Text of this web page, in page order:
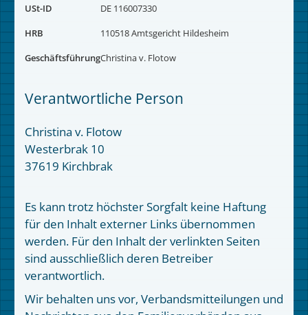
USt-ID
DE 116007330
HRB
110518 Amtsgericht Hildesheim
GeschäftsführungChristina v. Flotow
Verantwortliche Person
Christina v. Flotow
Westerbrak 10
37619 Kirchbrak
Es kann trotz höchster Sorgfalt keine Haftung
für den Inhalt externer Links übernommen
werden. Für den Inhalt der verlinkten Seiten
sind ausschließlich deren Betreiber
verantwortlich.
Wir behalten uns vor, Verbandsmitteilungen und